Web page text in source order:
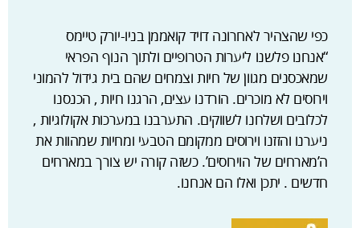
כפי שהצהיר לאחרונה דויד קואממן בניו-יורק טיימס
“אנחנו פלשנו ליערות הטרופיים ולתוך הנוף הפראי
שמאכסנים מגוון של חיות וצמחים שהם בית גידול להמוני
וירוסים לא מוכרים. הורדנו עצים, הרגנו חיות , הכנסנו
לכלובים ושלחנו לשווקים. התערבנו במערכות אקולוגיות ,
ניערנו והזזנו וירוסים ממקומם הטבעי ומחיות שמהוות את
ה’מארחים של הוירוסים’. כשזה קורה יש צורך במארחים
חדשים . יתכן ואלו הם אנחנו.